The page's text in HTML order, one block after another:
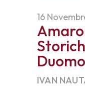
16
Duomo
IVAN